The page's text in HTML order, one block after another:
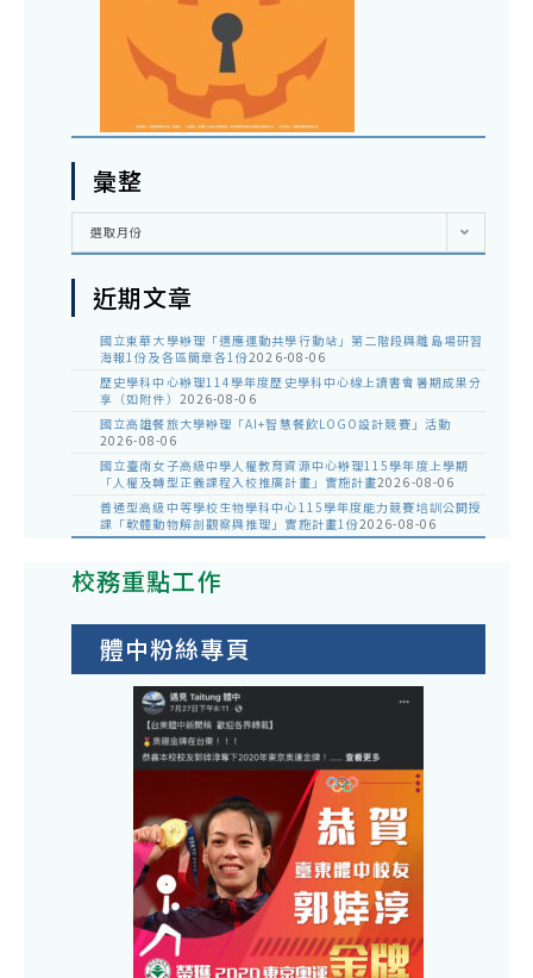
彙整
彙
選取月份
近期文章
國立東華大學辦理「適應運動共學行動站」第二階段與離島場研習
海報1份及各區簡章各1份2026-08-06
歷史學科中心辦理114學年度歷史學科中心線上讀書會暑期成果分
享（如附件） 2026-08-06
國立高雄餐旅大學辦理「AI+智慧餐飲LOGO設計競賽」活動
2026-08-06
國立臺南女子高級中學人權教育資源中心辦理115學年度上學期
「人權及轉型正義課程入校推廣計畫」實施計畫2026-08-06
普通型高級中等學校生物學科中心115學年度能力競賽培訓公開授
課「軟體動物解剖觀察與推理」實施計畫1份2026-08-06
校務重點工作
體中粉絲專頁